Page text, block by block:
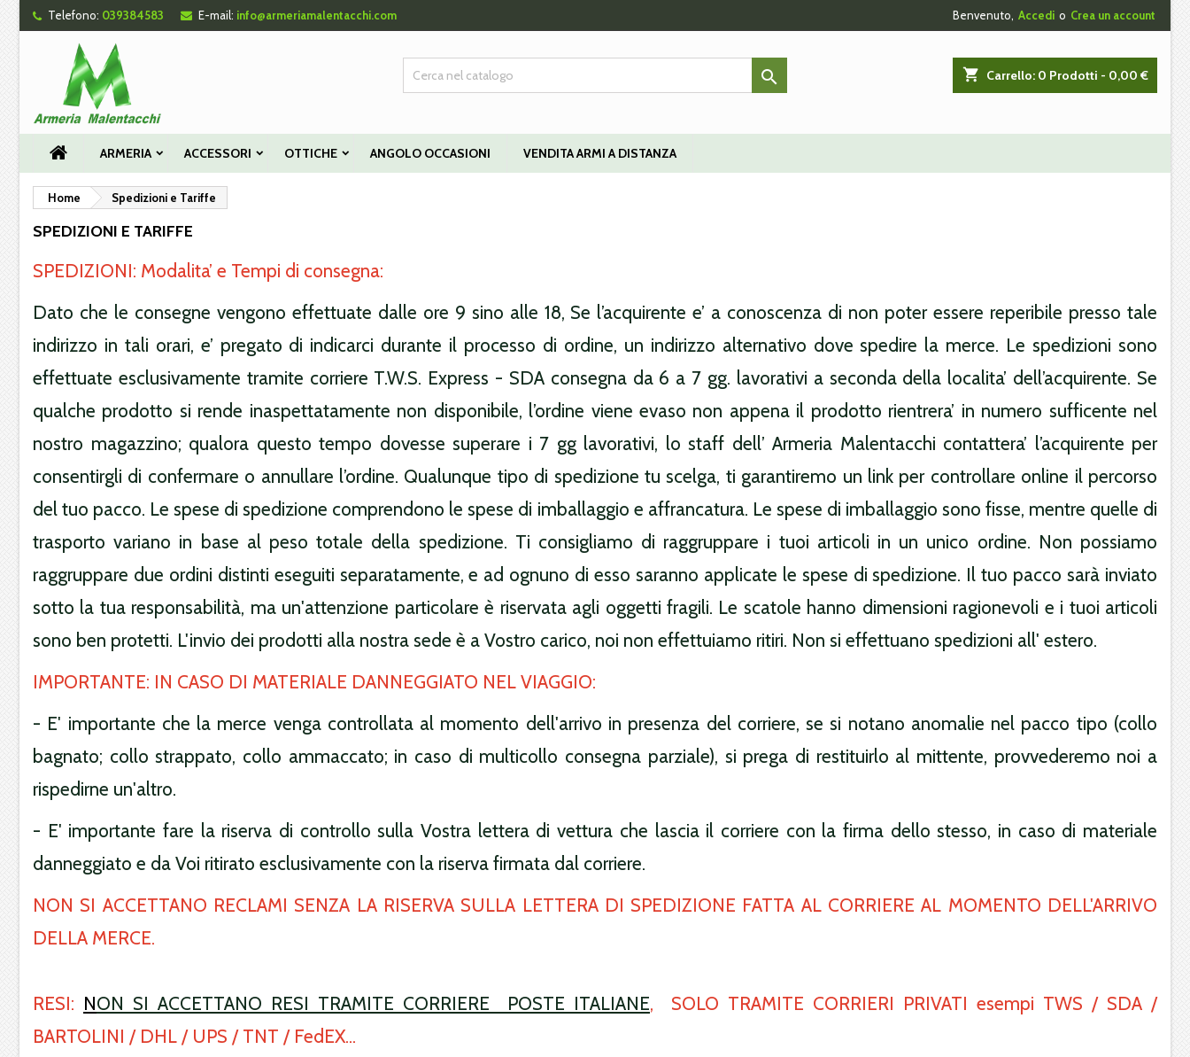
Telefono: 039384583 E-mail: info@armeriamalentacchi.com Benvenuto, Accedi o Crea un account
shopping_cart Carrello: 0 Prodotti - 0,00 €

ARMERIA ACCESSORI OTTICHE ANGOLO OCCASIONI VENDITA ARMI A DISTANZA
Home Spedizioni e Tariffe
SPEDIZIONI E TARIFFE
SPEDIZIONI: Modalita’ e Tempi di consegna:
Dato che le consegne vengono effettuate dalle ore 9 sino alle 18, Se l’acquirente e’ a conoscenza di non poter essere reperibile presso tale
indirizzo in tali orari, e’ pregato di indicarci durante il processo di ordine, un indirizzo alternativo dove spedire la merce. Le spedizioni sono
effettuate esclusivamente tramite corriere T.W.S. Express - SDA consegna da 6 a 7 gg. lavorativi a seconda della localita’ dell’acquirente. Se
qualche prodotto si rende inaspettatamente non disponibile, l’ordine viene evaso non appena il prodotto rientrera’ in numero sufficente nel
nostro magazzino; qualora questo tempo dovesse superare i 7 gg lavorativi, lo staff dell’ Armeria Malentacchi contattera’ l’acquirente per
consentirgli di confermare o annullare l’ordine. Qualunque tipo di spedizione tu scelga, ti garantiremo un link per controllare online il percorso
del tuo pacco. Le spese di spedizione comprendono le spese di imballaggio e affrancatura. Le spese di imballaggio sono fisse, mentre quelle di
trasporto variano in base al peso totale della spedizione. Ti consigliamo di raggruppare i tuoi articoli in un unico ordine. Non possiamo
raggruppare due ordini distinti eseguiti separatamente, e ad ognuno di esso saranno applicate le spese di spedizione. Il tuo pacco sarà inviato
sotto la tua responsabilità, ma un'attenzione particolare è riservata agli oggetti fragili. Le scatole hanno dimensioni ragionevoli e i tuoi articoli
sono ben protetti. L'invio dei prodotti alla nostra sede è a Vostro carico, noi non effettuiamo ritiri. Non si effettuano spedizioni all' estero.
IMPORTANTE: IN CASO DI MATERIALE DANNEGGIATO NEL VIAGGIO:
- E' importante che la merce venga controllata al momento dell'arrivo in presenza del corriere, se si notano anomalie nel pacco tipo (collo
bagnato; collo strappato, collo ammaccato; in caso di multicollo consegna parziale), si prega di restituirlo al mittente, provvederemo noi a
rispedirne un'altro.
- E' importante fare la riserva di controllo sulla Vostra lettera di vettura che lascia il corriere con la firma dello stesso, in caso di materiale
danneggiato e da Voi ritirato esclusivamente con la riserva firmata dal corriere.
NON SI ACCETTANO RECLAMI SENZA LA RISERVA SULLA LETTERA DI SPEDIZIONE FATTA AL CORRIERE AL MOMENTO DELL'ARRIVO
DELLA MERCE.
RESI: NON SI ACCETTANO RESI TRAMITE CORRIERE POSTE ITALIANE, SOLO TRAMITE CORRIERI PRIVATI esempi TWS / SDA /
BARTOLINI / DHL / UPS / TNT / FedEX...
Crea nuova lista
((confirmMessage))
((cancelText))
Devi avere effettuato l'accesso per salvare dei prodotti nella tua lista dei
Annulla Accedi